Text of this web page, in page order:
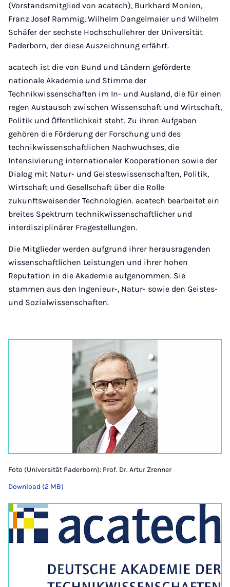
(Vorstandsmitglied von acatech), Burkhard Monien,
Franz Josef Rammig, Wilhelm Dangelmaier und Wilhelm
Schäfer der sechste Hochschullehrer der Universität
Paderborn, der diese Auszeichnung erfährt.
acatech ist die von Bund und Ländern geförderte
nationale Akademie und Stimme der
Technikwissenschaften im In- und Ausland, die für einen
regen Austausch zwischen Wissenschaft und Wirtschaft,
Politik und Öffentlichkeit steht. Zu ihren Aufgaben
gehören die Förderung der Forschung und des
technikwissenschaftlichen Nachwuchses, die
Intensivierung internationaler Kooperationen sowie der
Dialog mit Natur- und Geisteswissenschaften, Politik,
Wirtschaft und Gesellschaft über die Rolle
zukunftsweisender Technologien. acatech bearbeitet ein
breites Spektrum technikwissenschaftlicher und
interdisziplinärer Fragestellungen.
Die Mitglieder werden aufgrund ihrer herausragenden
wissenschaftlichen Leistungen und ihrer hohen
Reputation in die Akademie aufgenommen. Sie
stammen aus den Ingenieur-, Natur- sowie den Geistes-
und Sozialwissenschaften.
Foto (Universität Paderborn): Prof. Dr. Artur Zrenner
Download (2 MB)